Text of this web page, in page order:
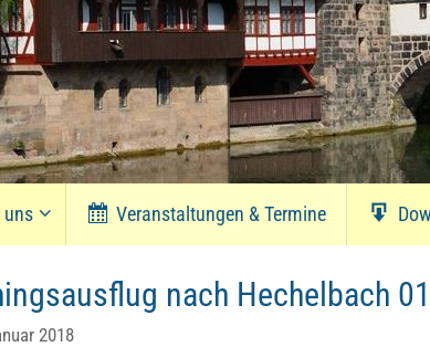
uns Veranstaltungen & Termine
nach Hechelbach
2018